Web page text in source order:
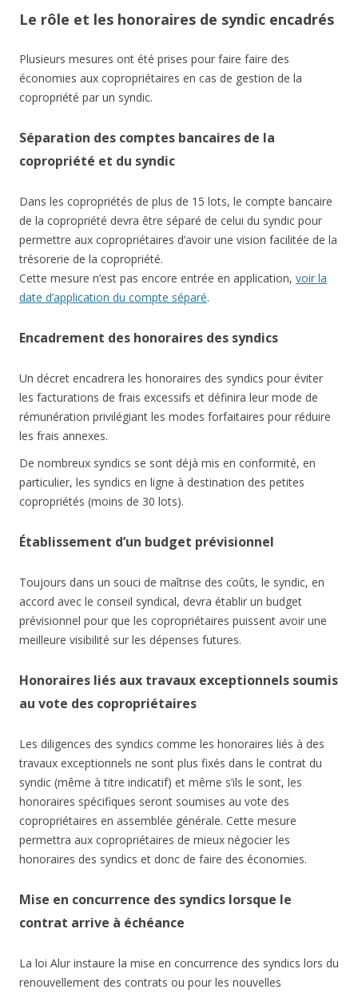
Le rôle et les honoraires de syndic encadrés
Plusieurs mesures ont été prises pour faire faire des
économies aux copropriétaires en cas de gestion de la
copropriété par un syndic.
Séparation des comptes bancaires de la
copropriété et du syndic
Dans les copropriétés de plus de 15 lots, le compte bancaire
de la copropriété devra être séparé de celui du syndic pour
permettre aux copropriétaires d’avoir une vision facilitée de la
trésorerie de la copropriété.
Cette mesure n’est pas encore entrée en application, voir la
date d’application du compte séparé.
Encadrement des honoraires des syndics
Un décret encadrera les honoraires des syndics pour éviter
les facturations de frais excessifs et définira leur mode de
rémunération privilégiant les modes forfaitaires pour réduire
les frais annexes.
De nombreux syndics se sont déjà mis en conformité, en
particulier, les syndics en ligne à destination des petites
copropriétés (moins de 30 lots).
Établissement d’un budget prévisionnel
Toujours dans un souci de maîtrise des coûts, le syndic, en
accord avec le conseil syndical, devra établir un budget
prévisionnel pour que les copropriétaires puissent avoir une
meilleure visibilité sur les dépenses futures.
Honoraires liés aux travaux exceptionnels soumis
au vote des copropriétaires
Les diligences des syndics comme les honoraires liés à des
travaux exceptionnels ne sont plus fixés dans le contrat du
syndic (même à titre indicatif) et même s’ils le sont, les
honoraires spécifiques seront soumises au vote des
copropriétaires en assemblée générale. Cette mesure
permettra aux copropriétaires de mieux négocier les
honoraires des syndics et donc de faire des économies.
Mise en concurrence des syndics lorsque le
contrat arrive à échéance
La loi Alur instaure la mise en concurrence des syndics lors du
renouvellement des contrats ou pour les nouvelles